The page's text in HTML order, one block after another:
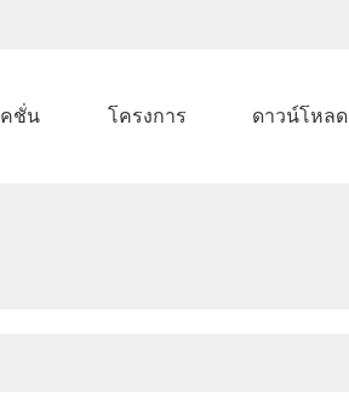
คชั่น โครงการ ดาวน์โหลด